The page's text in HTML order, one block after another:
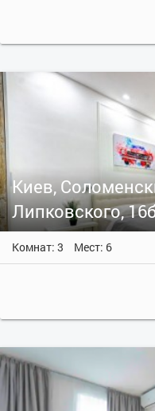
Киев,
Липковского,
Комнат: 3 Мест: 6